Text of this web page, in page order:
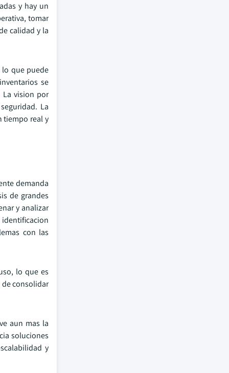
y hay un
tomar
calidad y la
lo que puede
se
La vision por
La
tiempo real y
demanda
de grandes
y analizar
con las
lo que es
de consolidar
aun mas la
soluciones
y